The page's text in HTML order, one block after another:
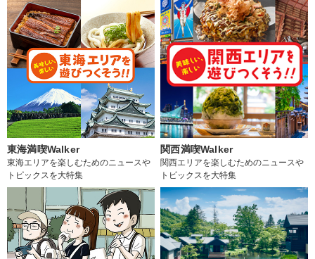
東海満喫Walker
東海エリアを楽しむためのニュースや
トピックスを大特集
関西満喫Walker
関西エリアを楽しむためのニュースや
トピックスを大特集